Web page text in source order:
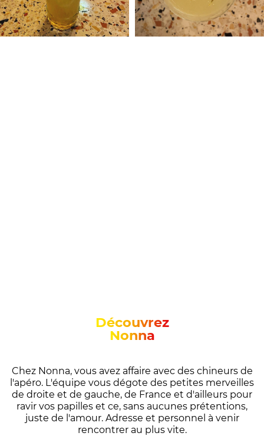
Découvrez
Nonna
Chez Nonna, vous avez affaire avec des chineurs de
l'apéro. L'équipe vous dégote des petites merveilles
de droite et de gauche, de France et d'ailleurs pour
ravir vos papilles et ce, sans aucunes prétentions,
juste de l'amour. Adresse et personnel à venir
rencontrer au plus vite.